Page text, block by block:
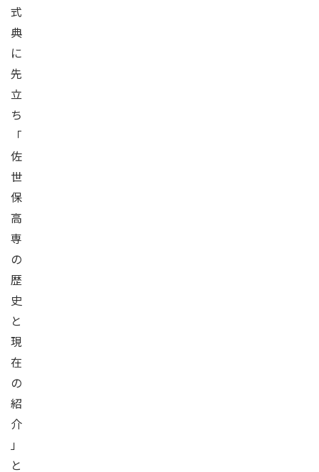
式
典
に
先
立
ち
「
佐
世
保
高
専
の
歴
史
と
現
在
の
紹
介
」
と